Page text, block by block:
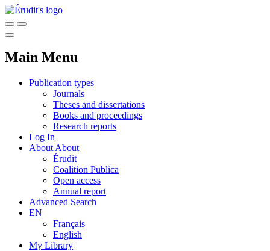
Main Menu
Publication types
Journals
Theses and dissertations
Books and proceedings
Research reports
Log In
About About
Érudit
Coalition Publica
Open access
Annual report
Advanced Search
EN
Français
English
My Library